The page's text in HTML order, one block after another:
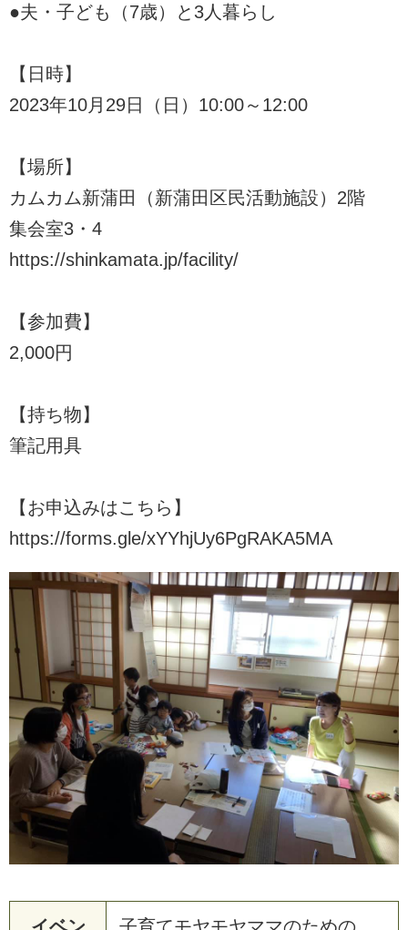
●夫・子ども（7歳）と3人暮らし
【日時】
2023年10月29日（日）10:00～12:00
【場所】
カムカム新蒲田（新蒲田区民活動施設）2階
集会室3・4
https://shinkamata.jp/facility/
【参加費】
2,000円
【持ち物】
筆記用具
【お申込みはこちら】
https://forms.gle/xYYhjUy6PgRAKA5MA